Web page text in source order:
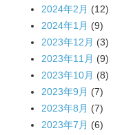
2024年2月 (12)
2024年1月 (9)
2023年12月 (3)
2023年11月 (9)
2023年10月 (8)
2023年9月 (7)
2023年8月 (7)
2023年7月 (6)